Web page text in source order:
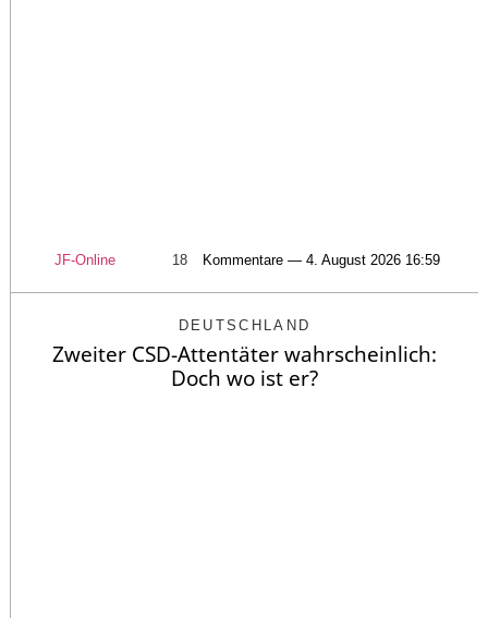
JF-Online 18 Kommentare — 4. August 2026 16:59
DEUTSCHLAND
Zweiter CSD-Attentäter wahrscheinlich:
Doch wo ist er?